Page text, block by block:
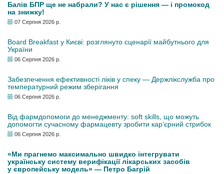
Балів БПР ще не набрали? У нас є рішення — і промокод
на знижку!
07 Серпня 2026 р.
Board Breakfast у Києві: розглянуто сценарії майбутнього для
України
06 Серпня 2026 р.
Забезпечення ефективності ліків у спеку — Держлікслужба про
температурний режим зберігання
06 Серпня 2026 р.
Від фармдопомоги до менеджменту: soft skills, що можуть
допомогти сучасному фармацевту зробити кар’єрний стрибок
06 Серпня 2026 р.
«Ми прагнемо максимально швидко інтегрувати
українську систему верифікації лікарських засобів
у європейську модель» — Петро Багрій